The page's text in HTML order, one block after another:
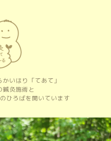
いはり「てあて」
灸施術と
ろばを開いています